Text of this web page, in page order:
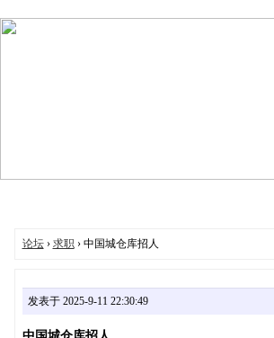
论坛› 求职› 中国城仓库招人
发表于 2025-9-11 22:30:49